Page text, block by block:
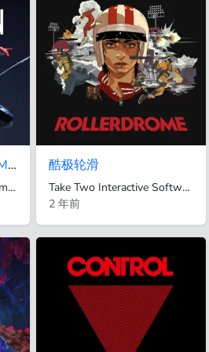
Marvel’s Spider-Man: Miles Morales
Sony Interactive Entertainment
酷极轮滑
Take Two Interactive Software UK Limited
2 年前